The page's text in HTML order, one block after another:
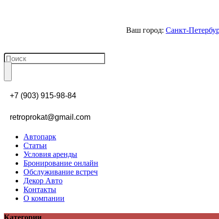
Ваш город: Санкт-
+7 (903) 915-98-84
retroprokat@gmail.com
Автопарк
Статьи
Условия аренды
Бронирование онлайн
Обслуживание встреч
Декор Авто
Контакты
О компании